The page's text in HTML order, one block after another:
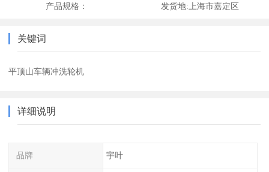
产品规格： 发货地:上海市嘉定区
关键词
平顶山车辆冲洗轮机
详细说明
品牌 宇叶